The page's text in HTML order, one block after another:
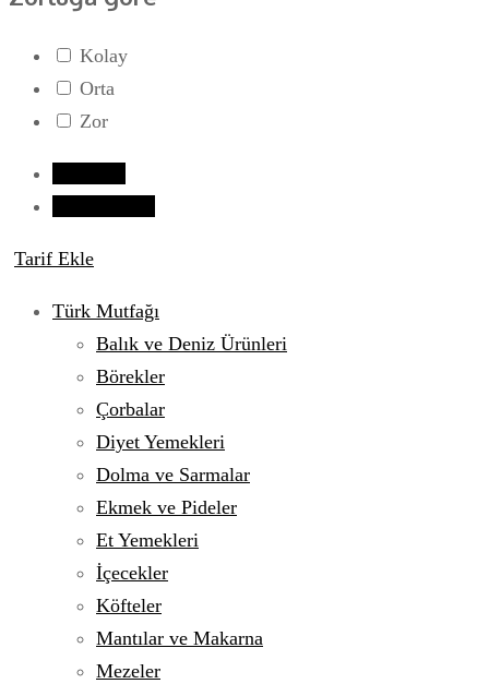
Kolay
Orta
Zor
Tarif Ekle
Türk Mutfağı
Balık ve Deniz Ürünleri
Börekler
Çorbalar
Diyet Yemekleri
Dolma ve Sarmalar
Ekmek ve Pideler
Et Yemekleri
İçecekler
Köfteler
Mantılar ve Makarna
Mezeler